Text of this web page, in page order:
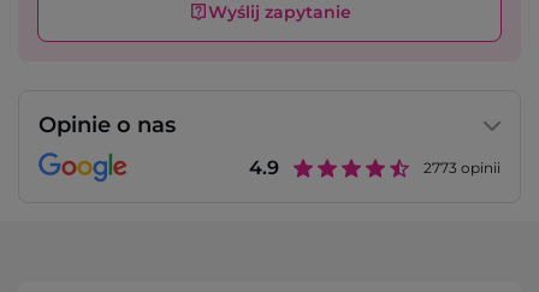
Wyślij zapytanie
Opinie o nas
4.9 2773 opinii